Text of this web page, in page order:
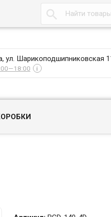

ул. Шарикоподшипниковская
i